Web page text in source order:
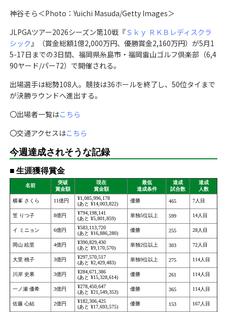
神谷そら＜Photo：Yuichi Masuda/Getty Images＞
JLPGAツアー2026シーズン第10戦『Ｓｋｙ ＲＫＢレディスクラ
シック』（賞金総額1億2,000万円、優勝賞金2,160万円）が5月1
5-17日までの3日間、福岡県糸島市・福岡雷山ゴルフ倶楽部（6,4
90ヤード/パー72）で開催される。
出場選手は総勢108人。競技は36ホールを終了し、50位タイまで
が決勝ラウンドへ進出する。
〇出場者一覧はこちら
〇交通アクセスはこちら